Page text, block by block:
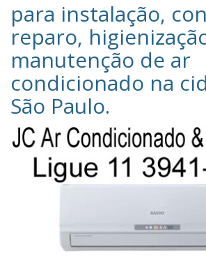
para instalação,
reparo,
manutenção de ar
condicionado na
São Paulo.